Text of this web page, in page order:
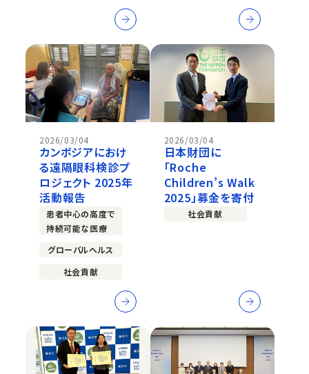
2026/03/04
カンボジアにおけ
る遠隔眼科検診プ
ロジェクト 2025年
活動報告
患者中心の高度で
持続可能な医療
グローバルヘルス
社会貢献
2026/03/04
日本財団に
「Roche
Children’s Walk
2025」募金を寄付
社会貢献